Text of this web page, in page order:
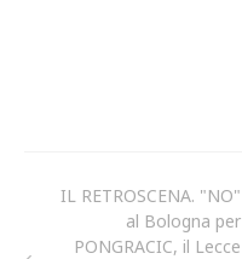
IL RETROSCENA. "NO"
al Bologna per
PONGRACIC, il Lecce